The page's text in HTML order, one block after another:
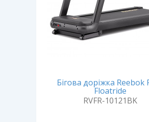
Бігова доріжка Reebok
Floatride
RVFR-10121BK